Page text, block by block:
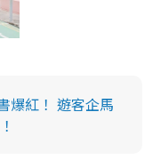
爆紅！ 遊客企馬